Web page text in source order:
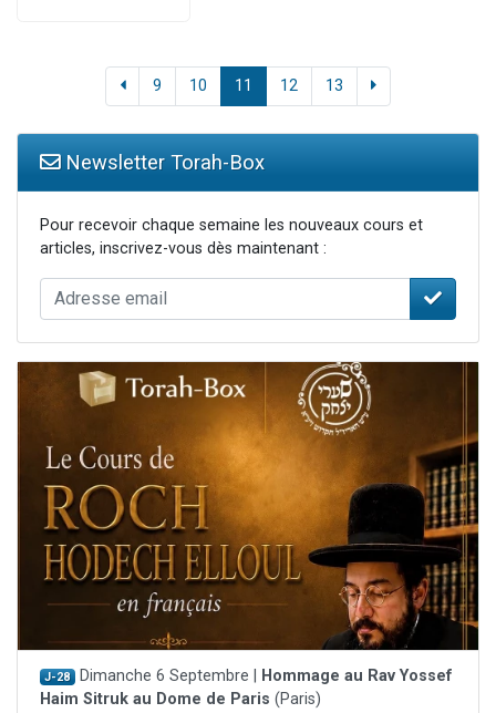
9 10 11 12 13
Newsletter Torah-Box
Pour recevoir chaque semaine les nouveaux cours et
articles, inscrivez-vous dès maintenant :
J-28 Dimanche 6 Septembre |
Hommage au Rav Yossef
Haim Sitruk au Dome de Paris (Paris)